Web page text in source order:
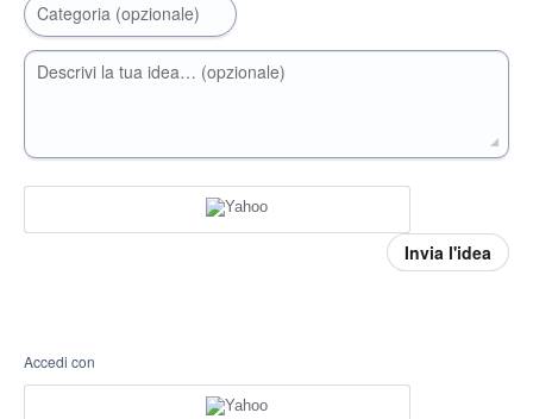
Categoria (opzionale)
Descrivi la tua idea… (opzionale)
Invia l'idea
Accedi con